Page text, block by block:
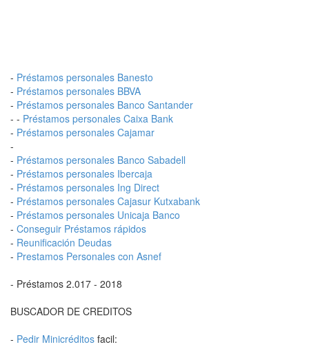
- Préstamos personales Banesto
- Préstamos personales BBVA
- Préstamos personales Banco Santander
- - Préstamos personales Caixa Bank
- Préstamos personales Cajamar
-
- Préstamos personales Banco Sabadell
- Préstamos personales Ibercaja
- Préstamos personales Ing Direct
- Préstamos personales Cajasur Kutxabank
- Préstamos personales Unicaja Banco
- Conseguir Préstamos rápidos
- Reunificación Deudas
- Prestamos Personales con Asnef
- Préstamos 2.017 - 2018
BUSCADOR DE CREDITOS
- Pedir Minicréditos facil: